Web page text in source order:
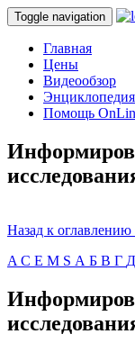
Toggle navigation
Главная
Цены
Видеообзор
Энциклопедия
Помощь
Назад к
A C E M S А Б В Г Д